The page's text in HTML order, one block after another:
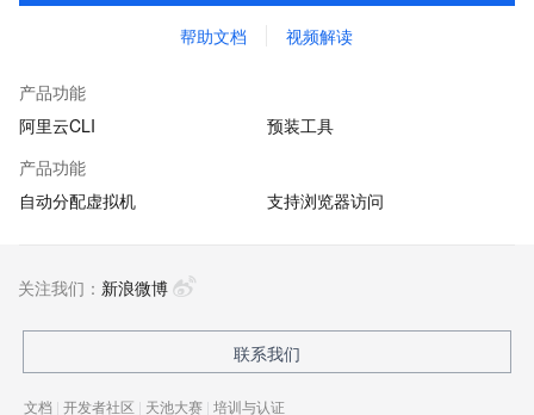
帮助文档 视频解读
产品功能
阿里云CLI
预装工具
产品功能
自动分配虚拟机
支持浏览器访问
关注我们： 新浪微博
联系我们
文档 | 开发者社区 | 天池大赛 | 培训与认证